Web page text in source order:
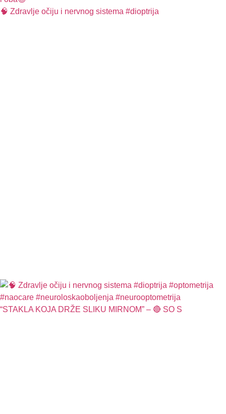
🧠 Zdravlje očiju i nervnog sistema #dioptrija
“STAKLA KOJA DRŽE SLIKU MIRNOM” – 🔴 SO S